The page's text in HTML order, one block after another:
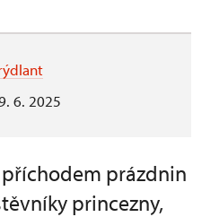
6. 2025
prázdnin
princezny,